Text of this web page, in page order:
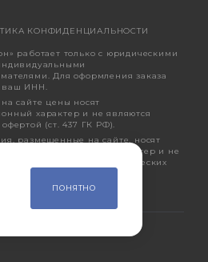
КОНФИДЕНЦИАЛЬНОСТИ
работает только с юридическими
Для оформления заказа
ваш ИНН.
сайте цены носят
характер и не являются
(ст. 437 ГК РФ).
размещенные на сайте, носят
ознакомительный характер и не
отображением фактических
товара.
ПОНЯТНО